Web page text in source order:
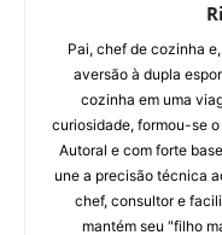
Pai, chef de cozinha
aversão à dupla
cozinha em uma
curiosidade, formou-se
Autoral e com forte
une a precisão técnica
chef, consultor e
mantém seu "filho